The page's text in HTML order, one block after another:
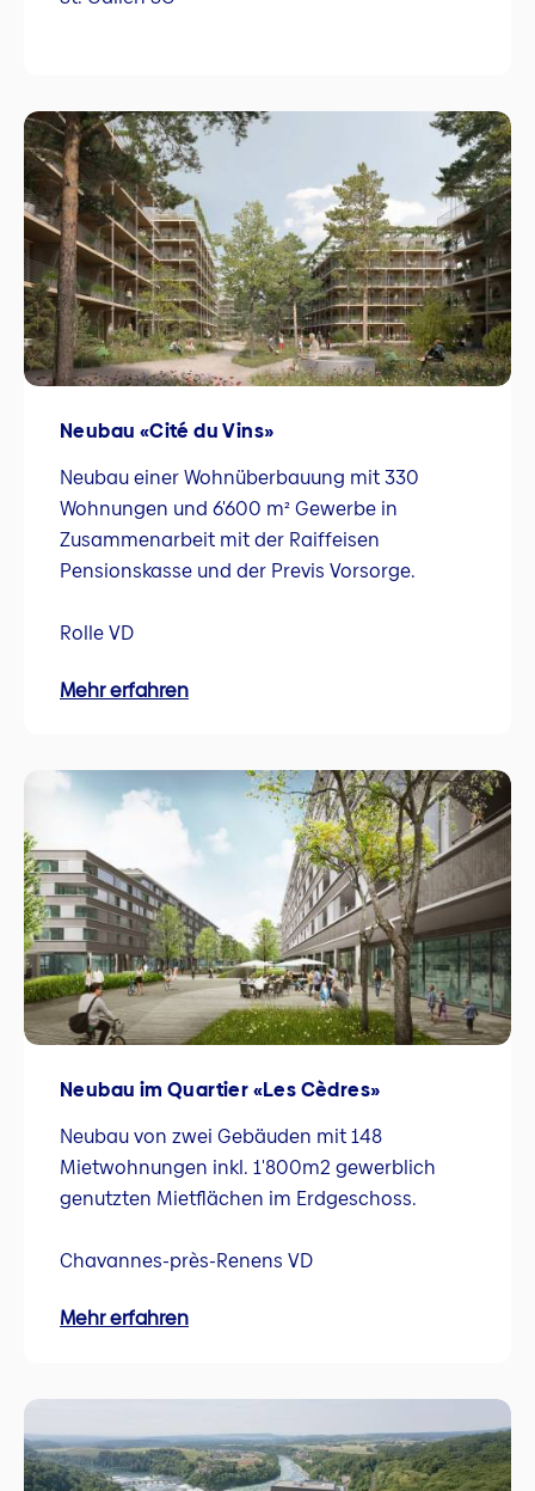
Neubau «Cité du Vins»
Neubau einer Wohnüberbauung mit 330
Wohnungen und 6'600 m² Gewerbe in
Zusammenarbeit mit der Raiffeisen
Pensionskasse und der Previs Vorsorge.
Rolle VD
Mehr erfahren
Neubau im Quartier «Les Cèdres»
Neubau von zwei Gebäuden mit 148
Mietwohnungen inkl. 1'800m2 gewerblich
genutzten Mietflächen im Erdgeschoss.
Chavannes-près-Renens VD
Mehr erfahren